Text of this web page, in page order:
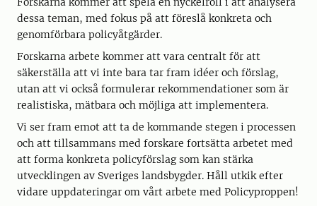
dessa teman, med fokus på att föreslå konkreta och
genomförbara policyåtgärder.
Forskarna arbete kommer att vara centralt för att
säkerställa att vi inte bara tar fram idéer och förslag,
utan att vi också formulerar rekommendationer som är
realistiska, mätbara och möjliga att implementera.
Vi ser fram emot att ta de kommande stegen i processen
och att tillsammans med forskare fortsätta arbetet med
att forma konkreta policyförslag som kan stärka
utvecklingen av Sveriges landsbygder. Håll utkik efter
vidare uppdateringar om vårt arbete med Policyproppen!